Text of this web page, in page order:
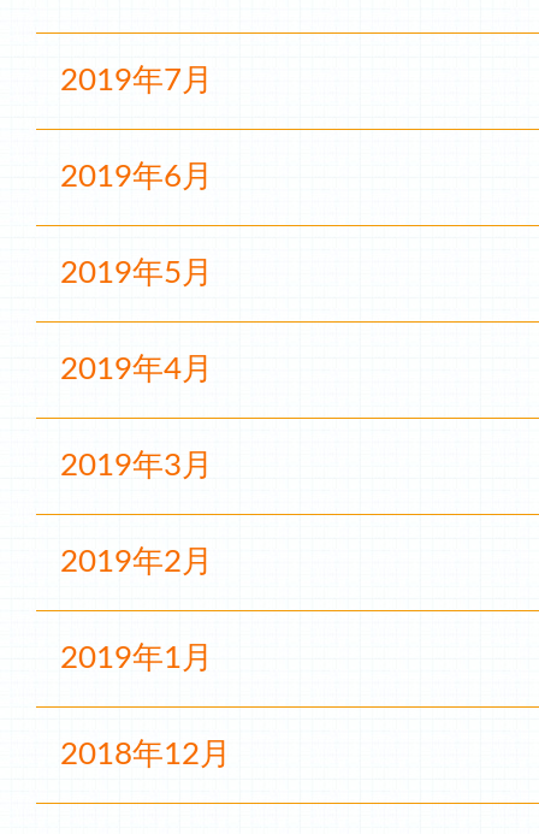
2019年7月
2019年6月
2019年5月
2019年4月
2019年3月
2019年2月
2019年1月
2018年12月